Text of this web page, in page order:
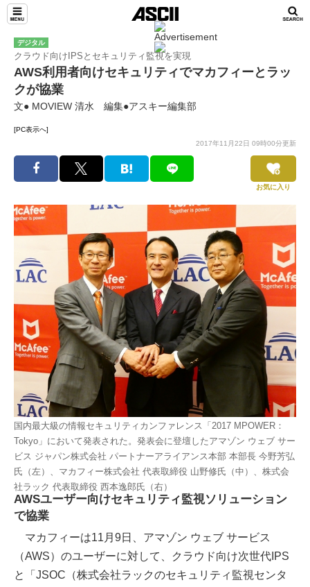
デジタル
クラウド向けIPSとセキュリティ監視を実現
AWS利用者向けセキュリティでマカフィーとラッ
クが協業
文● MOVIEW 清水 編集●アスキー編集部
[PC表示へ]
2017年11月22日 09時00分更新
お気に入り
国内最大級の情報セキュリティカンファレンス「2017 MPOWER：
Tokyo」において発表された。発表会に登壇したアマゾン ウェブ サー
ビス ジャパン株式会社 パートナーアライアンス本部 本部長 今野芳弘
氏（左）、マカフィー株式会社 代表取締役 山野修氏（中）、株式会
社ラック 代表取締役 西本逸郎氏（右）
AWSユーザー向けセキュリティ監視ソリューション
で協業
マカフィーは11月9日、アマゾン ウェブ サービス
（AWS）のユーザーに対して、クラウド向け次世代IPS
と「JSOC（株式会社ラックのセキュリティ監視センタ